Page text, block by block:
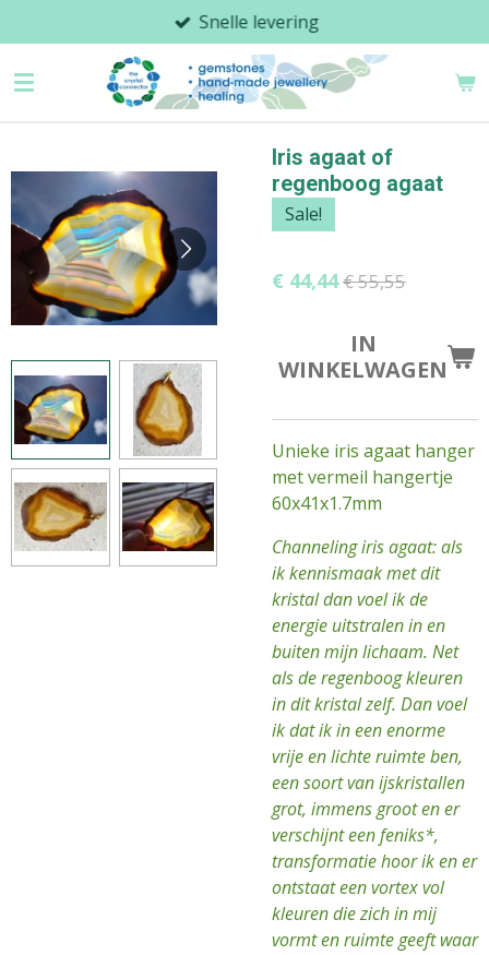
direct
naar
Snelle levering
Iris agaat of
regenboog agaat
Sale!
€ 44,44€ 55,55
IN
WINKELWAGEN
Unieke iris agaat hanger
met vermeil hangertje
60x41x1.7mm
Channeling iris agaat: als
ik kennismaak met dit
kristal dan voel ik de
energie uitstralen in en
buiten mijn lichaam. Net
als de regenboog kleuren
in dit kristal zelf. Dan voel
ik dat ik in een enorme
vrije en lichte ruimte ben,
een soort van ijskristallen
grot, immens groot en er
verschijnt een feniks*,
transformatie hoor ik en er
ontstaat een vortex vol
kleuren die zich in mij
vormt en ruimte geeft waar